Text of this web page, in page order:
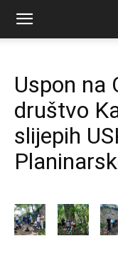
Uspon na
društvo
slijepih